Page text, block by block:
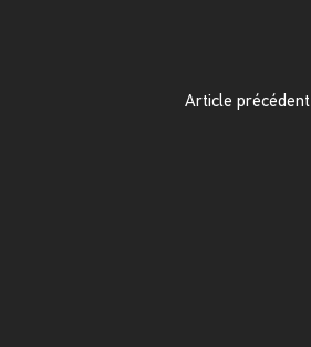
Article précédent